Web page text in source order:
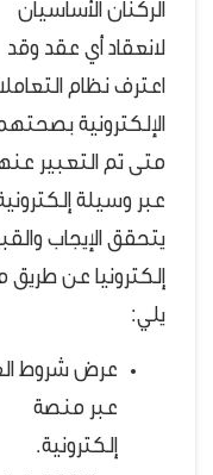
الركنان الأساسيان
لانعقاد أي عقد وقد
اعترف نظام
الإلكترونية
متى تم التعبير
عبر وسيلة
يتحقق الإيجاب
إلكترونيا عن طريق
يلي:
عرض شروط
عبر منصة
إلكترونية.